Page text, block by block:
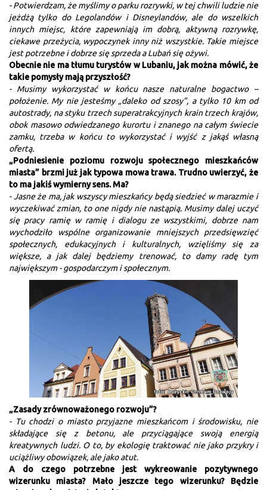
- Potwierdzam, że myślimy o parku rozrywki, w tej chwili ludzie nie
jeżdżą tylko do Legolandów i Disneylandów, ale do wszelkich
innych miejsc, które zapewniają im dobrą, aktywną rozrywkę,
ciekawe przeżycia, wypoczynek inny niż wszystkie. Takie miejsce
jest potrzebne i dobrze się sprzeda a Lubań się ożywi.
Obecnie nie ma tłumu turystów w Lubaniu, jak można mówić, że
takie pomysły mają przyszłość?
- Musimy wykorzystać w końcu nasze naturalne bogactwo –
położenie. My nie jesteśmy „daleko od szosy”, a tylko 10 km od
autostrady, na styku trzech superatrakcyjnych krain trzech krajów,
obok masowo odwiedzanego kurortu i znanego na całym świecie
zamku, trzeba w końcu to wykorzystać i wyjść z jakąś własną
ofertą.
„Podniesienie poziomu rozwoju społecznego mieszkańców
miasta” brzmi już jak typowa mowa trawa. Trudno uwierzyć, że
to ma jakiś wymierny sens. Ma?
- Jasne że ma, jak wszyscy mieszkańcy będą siedzieć w marazmie i
wyczekiwać zmian, to one nigdy nie nastąpią. Musimy dalej uczyć
się pracy ramię w ramię i dialogu ze wszystkimi, dobrze nam
wychodziło wspólne organizowanie mniejszych przedsięwzięć
społecznych, edukacyjnych i kulturalnych, wzięliśmy się za
większe, a jak dalej będziemy trenować, to damy radę tym
największym - gospodarczym i społecznym.
„Zasady zrównoważonego rozwoju”?
- Tu chodzi o miasto przyjazne mieszkańcom i środowisku, nie
składające się z betonu, ale przyciągające swoją energią
kreatywnych ludzi. O to, by ekologię traktować nie jako przykry i
uciążliwy obowiązek, ale jako atut.
A do czego potrzebne jest wykreowanie pozytywnego
wizerunku miasta? Mało jeszcze tego wizerunku? Będzie